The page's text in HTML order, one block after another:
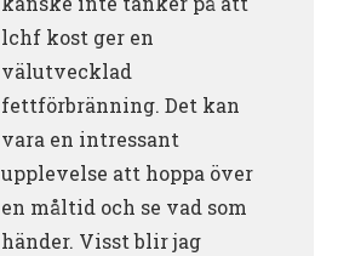
lchf kost ger en
välutvecklad
fettförbränning. Det kan
vara en intressant
upplevelse att hoppa över
en måltid och se vad som
händer. Visst blir jag